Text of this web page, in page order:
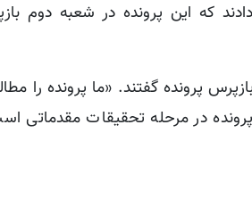
که این پرونده در شعبه دوم
پرونده گفتند. «ما پرونده را
در مرحله تحقیقات مقدماتی